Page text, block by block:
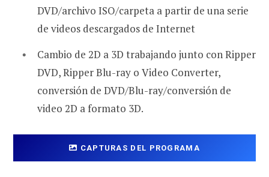
DVD/archivo ISO/carpeta a partir de una serie
de videos descargados de Internet
Cambio de 2D a 3D trabajando junto con Ripper
DVD, Ripper Blu-ray o Video Converter,
conversión de DVD/Blu-ray/conversión de
video 2D a formato 3D.
CAPTURAS DEL PROGRAMA